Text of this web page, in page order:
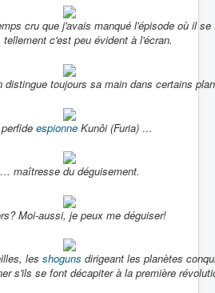
cru que j'avais manqué l'épisode où il se
tellement c'est peu évident à l'écran.
distingue toujours sa main dans certains
espionneKunôi (Furia) …
… maîtresse du déguisement.
Moi-aussi, je peux me déguiser!
les shoguns dirigeant les planètes
s'ils se font décapiter à la première